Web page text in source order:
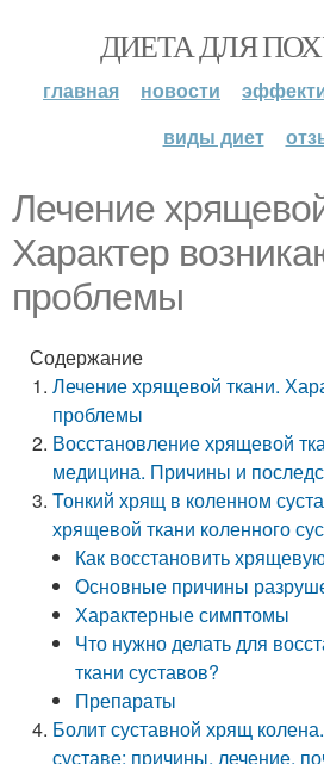
ДИЕТА ДЛЯ
главная новости
виды диет
Лечение
Характер
проблемы
Содержание
Лечение хрящевой ткани.
проблемы
Восстановление хрящевой
медицина. Причины и
Тонкий хрящ в коленном
хрящевой ткани коленного
Как восстановить
Основные причины
Характерные симптомы
Что нужно делать для
ткани суставов?
Препараты
Болит суставной хрящ
суставе: причины, лечение,